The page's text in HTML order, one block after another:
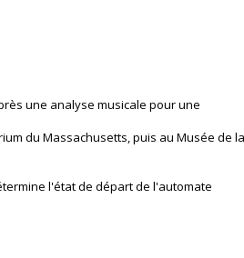
une analyse musicale pour une
du Massachusetts, puis au Musée de la
l'état de départ de l'automate